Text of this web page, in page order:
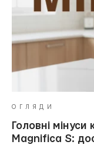
ОГЛЯДИ
Головні
Magnifica S: